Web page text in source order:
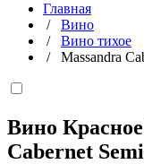
Главная
/ Вино
/ Вино тихое
/ Massandra
Вино
Cabernet